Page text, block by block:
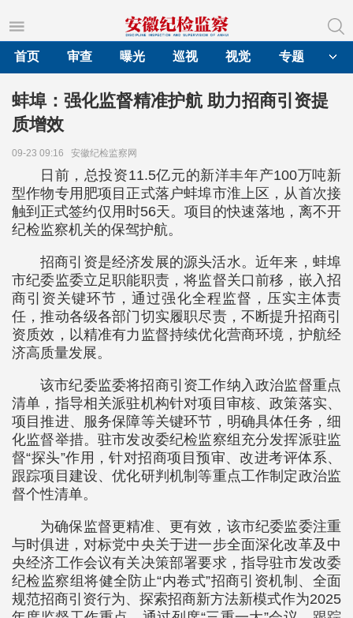
首页
审查 曝光 巡视 视觉 专题
蚌埠：强化监督精准护航 助力招商引资提
质增效
09-23 09:16 安徽纪检监察网
日前，总投资11.5亿元的新洋丰年产100万吨新
型作物专用肥项目正式落户蚌埠市淮上区，从首次接
触到正式签约仅用时56天。项目的快速落地，离不开
纪检监察机关的保驾护航。
招商引资是经济发展的源头活水。近年来，蚌埠
市纪委监委立足职能职责，将监督关口前移，嵌入招
商引资关键环节，通过强化全程监督，压实主体责
任，推动各级各部门切实履职尽责，不断提升招商引
资质效，以精准有力监督持续优化营商环境，护航经
济高质量发展。
该市纪委监委将招商引资工作纳入政治监督重点
清单，指导相关派驻机构针对项目审核、政策落实、
项目推进、服务保障等关键环节，明确具体任务，细
化监督举措。驻市发改委纪检监察组充分发挥派驻监
督“探头”作用，针对招商项目预审、改进考评体系、
跟踪项目建设、优化研判机制等重点工作制定政治监
督个性清单。
为确保监督更精准、更有效，该市纪委监委注重
与时俱进，对标党中央关于进一步全面深化改革及中
央经济工作会议有关决策部署要求，指导驻市发改委
纪检监察组将健全防止“内卷式”招商引资机制、全面
规范招商引资行为、探索招商新方法新模式作为2025